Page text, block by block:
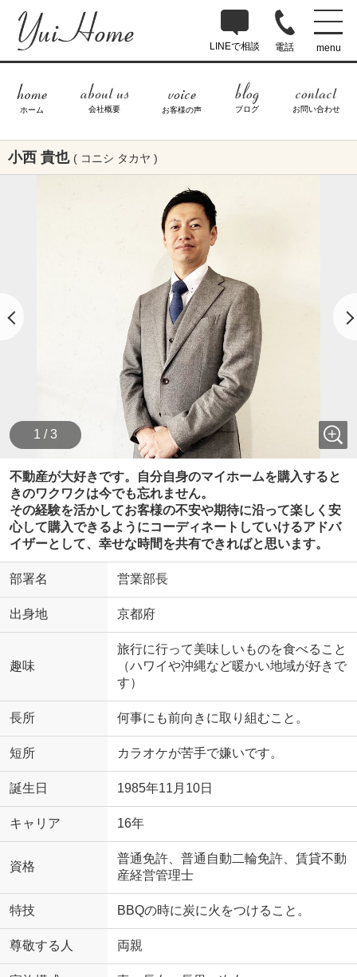
LINEで相談 電話 menu
ホーム 会社概要 お客様の声 ブログ お問い合わせ
小西 貴也 ( コニシ タカヤ )
1 / 3
不動産が大好きです。自分自身のマイホームを購入すると
きのワクワクは今でも忘れません。
その経験を活かしてお客様の不安や期待に沿って楽しく安
心して購入できるようにコーディネートしていけるアドバ
イザーとして、幸せな時間を共有できればと思います。
部署名 営業部長
出身地 京都府
趣味
旅行に行って美味しいものを食べること
（ハワイや沖縄など暖かい地域が好きで
す）
長所 何事にも前向きに取り組むこと。
短所 カラオケが苦手で嫌いです。
誕生日 1985年11月10日
キャリア 16年
資格
普通免許、普通自動二輪免許、賃貸不動
産経営管理士
特技 BBQの時に炭に火をつけること。
尊敬する人 両親